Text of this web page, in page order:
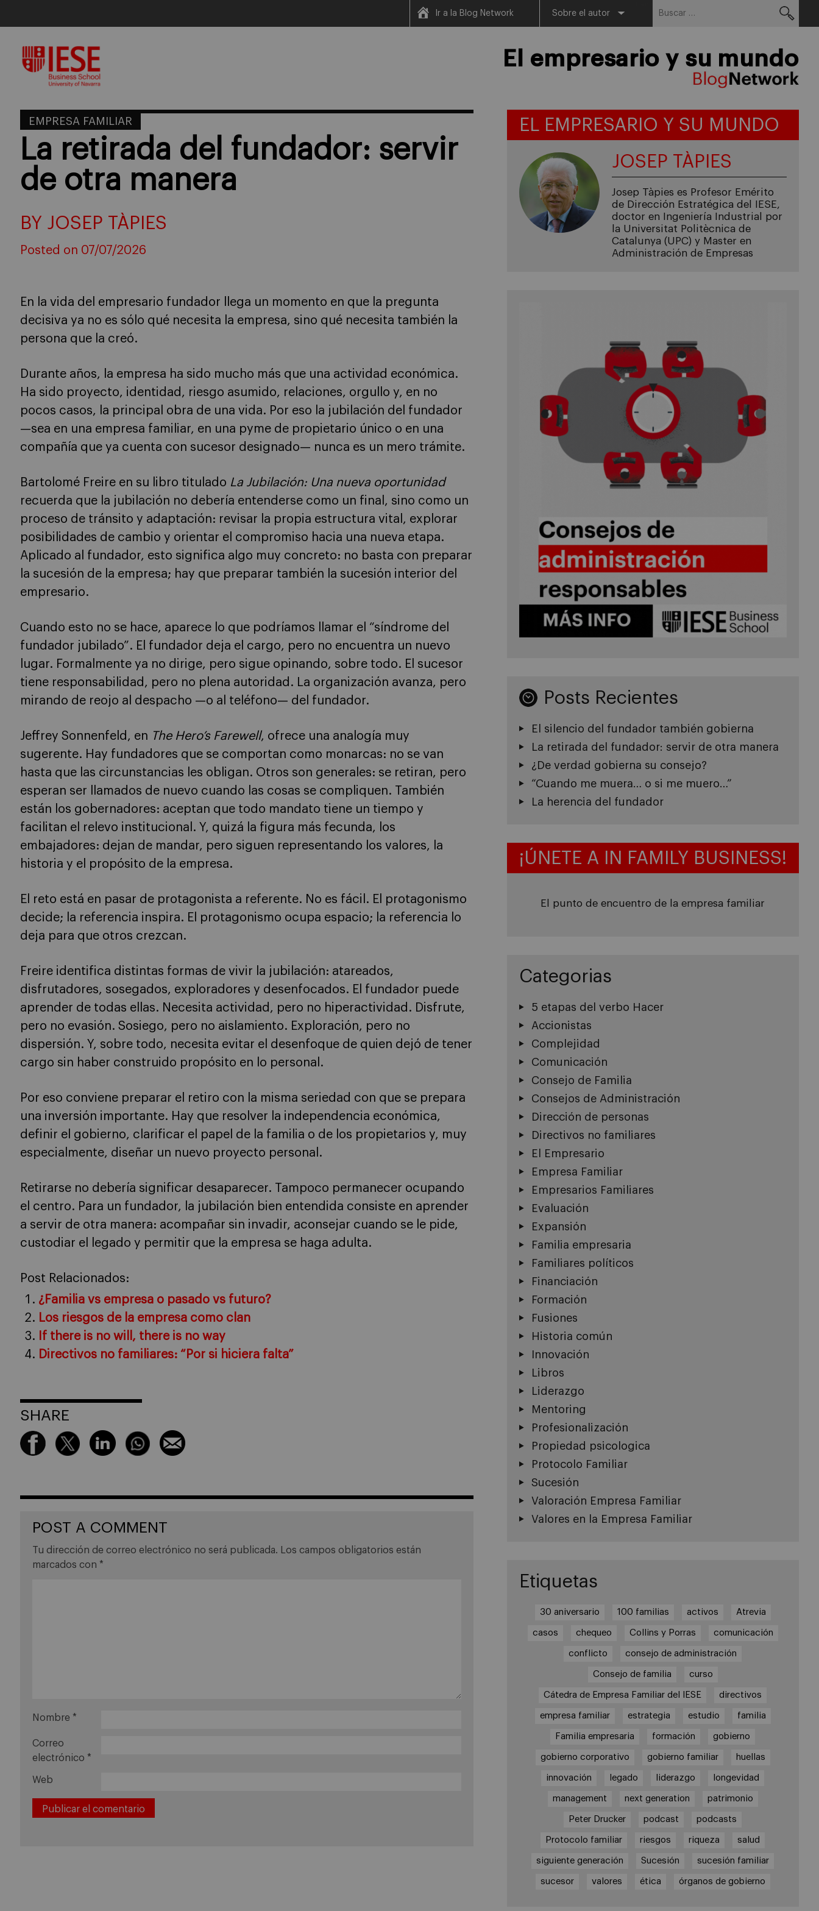
content
Ir a la Blog Network Sobre el autor
El empresario y su mundo
EMPRESA FAMILIAR
La retirada del fundador: servir
de otra manera
BY JOSEP TÀPIES
Posted on 07/07/2026
En la vida del empresario fundador llega un momento en que la pregunta
decisiva ya no es sólo qué necesita la empresa, sino qué necesita también la
persona que la creó.
Durante años, la empresa ha sido mucho más que una actividad económica.
Ha sido proyecto, identidad, riesgo asumido, relaciones, orgullo y, en no
pocos casos, la principal obra de una vida. Por eso la jubilación del fundador
—sea en una empresa familiar, en una pyme de propietario único o en una
compañía que ya cuenta con sucesor designado— nunca es un mero trámite.
Bartolomé Freire en su libro titulado La Jubilación: Una nueva oportunidad
recuerda que la jubilación no debería entenderse como un final, sino como un
proceso de tránsito y adaptación: revisar la propia estructura vital, explorar
posibilidades de cambio y orientar el compromiso hacia una nueva etapa.
Aplicado al fundador, esto significa algo muy concreto: no basta con preparar
la sucesión de la empresa; hay que preparar también la sucesión interior del
empresario.
Cuando esto no se hace, aparece lo que podríamos llamar el “síndrome del
fundador jubilado”. El fundador deja el cargo, pero no encuentra un nuevo
lugar. Formalmente ya no dirige, pero sigue opinando, sobre todo. El sucesor
tiene responsabilidad, pero no plena autoridad. La organización avanza, pero
mirando de reojo al despacho —o al teléfono— del fundador.
Jeffrey Sonnenfeld, en The Hero’s Farewell, ofrece una analogía muy
sugerente. Hay fundadores que se comportan como monarcas: no se van
hasta que las circunstancias les obligan. Otros son generales: se retiran, pero
esperan ser llamados de nuevo cuando las cosas se compliquen. También
están los gobernadores: aceptan que todo mandato tiene un tiempo y
facilitan el relevo institucional. Y, quizá la figura más fecunda, los
embajadores: dejan de mandar, pero siguen representando los valores, la
historia y el propósito de la empresa.
El reto está en pasar de protagonista a referente. No es fácil. El protagonismo
decide; la referencia inspira. El protagonismo ocupa espacio; la referencia lo
deja para que otros crezcan.
Freire identifica distintas formas de vivir la jubilación: atareados,
disfrutadores, sosegados, exploradores y desenfocados. El fundador puede
aprender de todas ellas. Necesita actividad, pero no hiperactividad. Disfrute,
pero no evasión. Sosiego, pero no aislamiento. Exploración, pero no
dispersión. Y, sobre todo, necesita evitar el desenfoque de quien dejó de tener
cargo sin haber construido propósito en lo personal.
Por eso conviene preparar el retiro con la misma seriedad con que se prepara
una inversión importante. Hay que resolver la independencia económica,
definir el gobierno, clarificar el papel de la familia o de los propietarios y, muy
especialmente, diseñar un nuevo proyecto personal.
Retirarse no debería significar desaparecer. Tampoco permanecer ocupando
el centro. Para un fundador, la jubilación bien entendida consiste en aprender
a servir de otra manera: acompañar sin invadir, aconsejar cuando se le pide,
custodiar el legado y permitir que la empresa se haga adulta.
Post Relacionados:
¿Familia vs empresa o pasado vs futuro?
Los riesgos de la empresa como clan
If there is no will, there is no way
Directivos no familiares: “Por si hiciera falta”
SHARE
POST A COMMENT
Tu dirección de correo electrónico no será publicada.
Los campos obligatorios están
marcados con *
Nombre *
Correo
electrónico *
Web
EL EMPRESARIO Y SU MUNDO
JOSEP TÀPIES
Josep Tàpies es Profesor Emérito
de Dirección Estratégica del IESE,
doctor en Ingeniería Industrial por
la Universitat Politècnica de
Catalunya (UPC) y Master en
Administración de Empresas
Posts Recientes
El silencio del fundador también gobierna
La retirada del fundador: servir de otra manera
¿De verdad gobierna su consejo?
“Cuando me muera… o si me muero…”
La herencia del fundador
¡ÚNETE A IN FAMILY BUSINESS!
El punto de encuentro de la empresa familiar
Categorias
5 etapas del verbo Hacer
Accionistas
Complejidad
Comunicación
Consejo de Familia
Consejos de Administración
Dirección de personas
Directivos no familiares
El Empresario
Empresa Familiar
Empresarios Familiares
Evaluación
Expansión
Familia empresaria
Familiares políticos
Financiación
Formación
Fusiones
Historia común
Innovación
Libros
Liderazgo
Mentoring
Profesionalización
Propiedad psicologica
Protocolo Familiar
Sucesión
Valoración Empresa Familiar
Valores en la Empresa Familiar
Etiquetas
30 aniversario 100 familias activos Atrevia
casos chequeo Collins y Porras comunicación
conflicto consejo de administración
Consejo de familia curso
Cátedra de Empresa Familiar del IESE directivos
empresa familiar estrategia estudio familia
Familia empresaria formación gobierno
gobierno corporativo gobierno familiar huellas
innovación legado liderazgo longevidad
management next generation patrimonio
Peter Drucker podcast podcasts
Protocolo familiar riesgos riqueza salud
siguiente generación Sucesión sucesión familiar
sucesor valores ética órganos de gobierno